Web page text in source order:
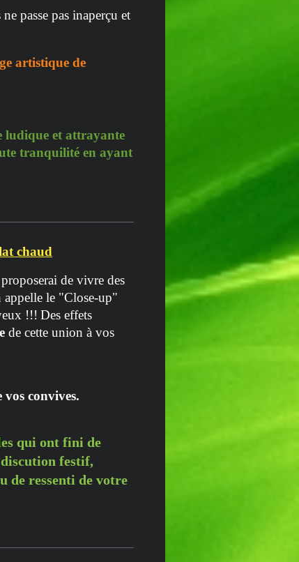
passe pas inaperçu et
artistique de
ludique et attrayante
tranquilité en ayant
chaud
de vivre des
appelle le "Close-up"
!!! Des effets
de cette union à vos
convives.
qui ont fini de
festif,
de ressenti de votre